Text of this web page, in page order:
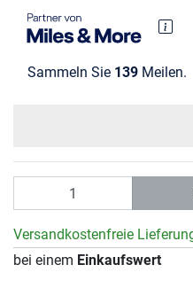
Sammeln Sie 139 Meilen.
Versandkostenfreie
bei einem Einkaufswert